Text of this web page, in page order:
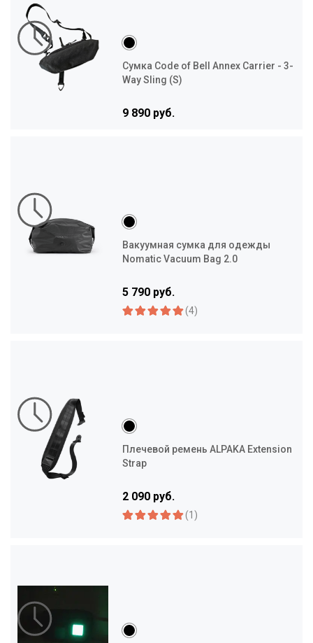
Сумка Code of Bell Annex Carrier - 3-
Way Sling (S)
9 890 руб.
Вакуумная сумка для одежды
Nomatic Vacuum Bag 2.0
5 790 руб.
(4)
Плечевой ремень ALPAKA Extension
Strap
2 090 руб.
(1)